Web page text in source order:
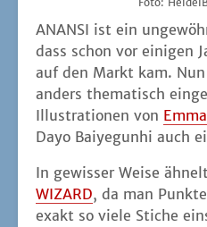
her" aller­dings nicht
Run­den­be­ginn erfolgt,
nach beim Aus­spie­len
sich näm­lich der
sa­gen und dafür lie­ber
neh­men. Als
noch die aktu­el­le
wer­den. Und
hohen Kar­ten­wer­te
die­se Stich-Ansage-